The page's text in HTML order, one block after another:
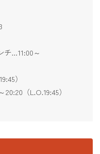
チ…11:00～
）
（L.O.19:45）